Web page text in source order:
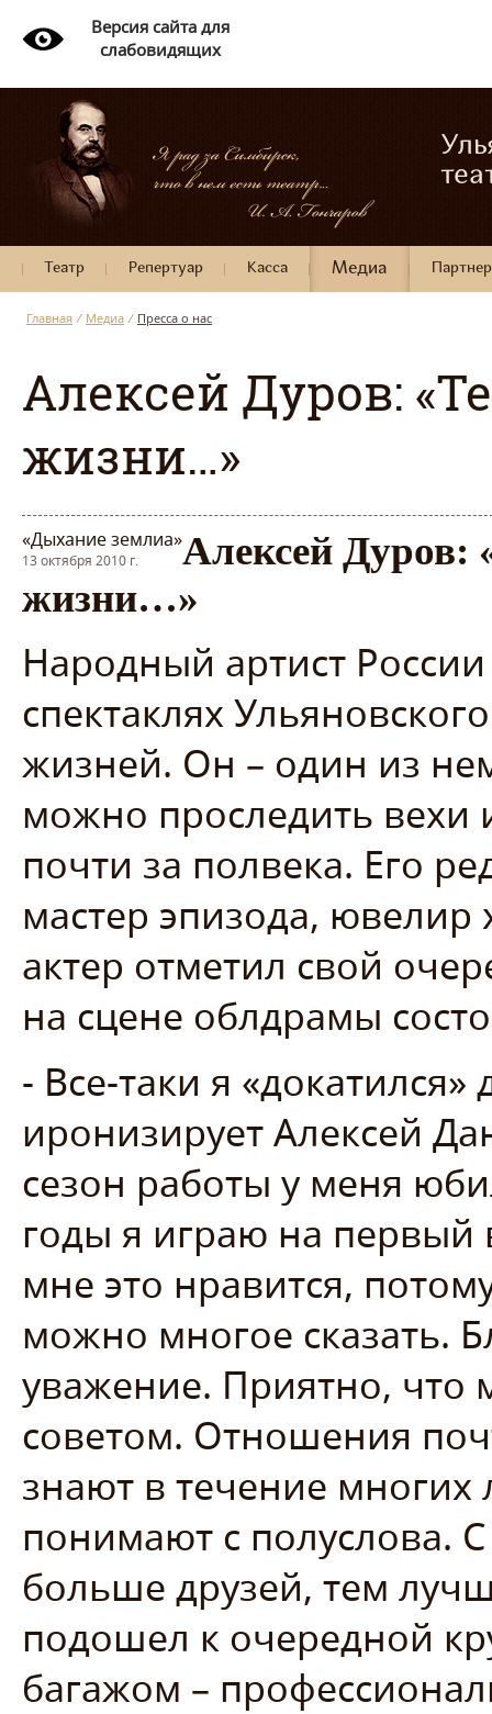
Версия сайта для
слабовидящих
Театр Репертуар Касса Медиа
Главная / Медиа / Пресса о нас
Алексей Дуров:
жизни…»
«Дыхание землиа»
13 октября 2010 г.
Алексей Дуров:
жизни…»
Народный артист
спектаклях
жизней. Он – один из
можно проследить вехи
почти за полвека. Его
мастер эпизода, ювелир
актер отметил свой
на сцене облдрамы
- Все-таки я
иронизирует Алексей
сезон работы у меня
годы я играю на
мне это нравится,
можно многое сказать.
уважение. Приятно, что
советом. Отношения
знают в течение
понимают с полуслова.
больше друзей, тем
подошел к очередной
багажом –